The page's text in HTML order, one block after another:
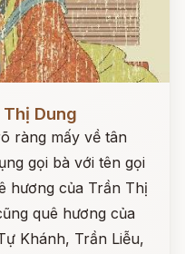
Dung
ràng mấy về tân
gọi bà với tên gọi
hương của Trần Thị
quê hương của
Khánh, Trần Liễu,